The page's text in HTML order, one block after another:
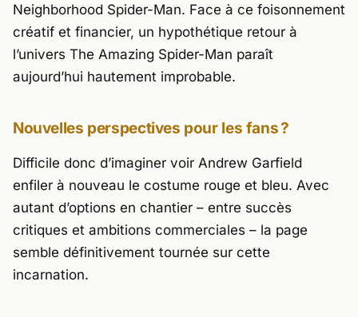
Neighborhood Spider-Man. Face à ce foisonnement
créatif et financier, un hypothétique retour à
l’univers The Amazing Spider-Man paraît
aujourd’hui hautement improbable.
Nouvelles perspectives pour les fans ?
Difficile donc d’imaginer voir Andrew Garfield
enfiler à nouveau le costume rouge et bleu. Avec
autant d’options en chantier – entre succès
critiques et ambitions commerciales – la page
semble définitivement tournée sur cette
incarnation.